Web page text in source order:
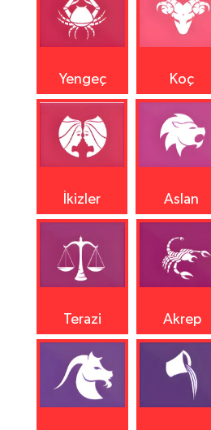
Yengeç Koç
İkizler Aslan
Terazi Akrep